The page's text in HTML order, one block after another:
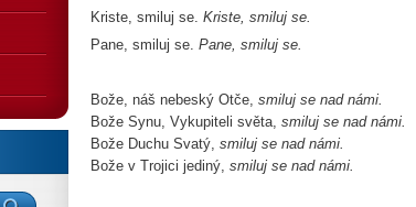
Kriste, smiluj se. Kriste, smiluj se.
Pane, smiluj se. Pane, smiluj se.
Bože, náš nebeský Otče, smiluj se nad námi.
Bože Synu, Vykupiteli světa, smiluj se nad námi.
Bože Duchu Svatý, smiluj se nad námi.
Bože v Trojici jediný, smiluj se nad námi.